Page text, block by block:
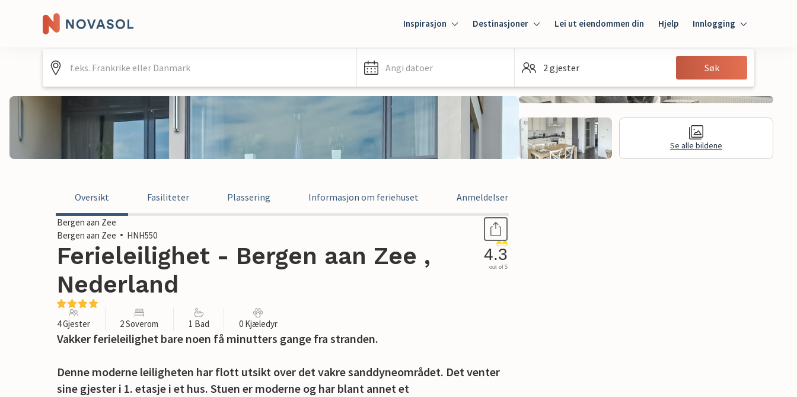
Inspirasjon Destinasjoner Lei ut eiendommen din Hjelp Innlogging
Innlogging
Gjest
Angi datoer 2 gjester Søk
Se alle bildene
Oversikt Fasiliteter Plassering Informasjon om feriehuset Anmeldelser
Bergen aan Zee
Bergen aan Zee
HNH550
Ferieleilighet - Bergen aan Zee ,
Nederland
4.3
out of 5
4 Gjester 2 Soverom 1 Bad 0 Kjæledyr
Vakker ferieleilighet bare noen få minutters gange fra stranden.
Denne moderne leiligheten har flott utsikt over det vakre sanddyneområdet. Det venter
sine gjester i 1. etasje i et hus. Stuen er moderne og har blant annet et